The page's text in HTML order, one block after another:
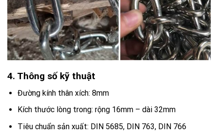
4. Thông số kỹ thuật
Đường kính thân xích: 8mm
Kích thước lòng trong: rộng 16mm – dài 32mm
Tiêu chuẩn sản xuất: DIN 5685, DIN 763, DIN 766